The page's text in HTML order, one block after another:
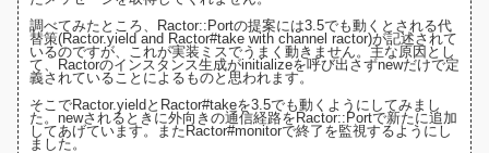
調べてみたところ、Ractor::Portの提案には3.5でも動くとされる代
替策(Ractor.yield and Ractor#take with channel ractor)が記述されて
いるのですが、これが実装ミスでうまく動きません。主な原因とし
て、Ractorのインスタンス生成がinitializeを呼び出さずnewだけで定
義されている ことによるものと思われます。
そこでRactor.yieldとRactor#takeを3.5でも動くようにしてみまし
た。newされるときに外向きの通信経路をRactor::Portで新たに追加
してあげています。またRactor#monitorで終了を監視するようにし
ました。